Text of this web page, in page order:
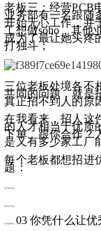
老板三：经营PCB
业务部有一名跟随
开始无心工作，并
工想做soho，其他
成为了最让她头疼
打独斗；
三位老板处境各不
共同的问题，就是
真正招不到人的原
在我看来，招人这
的人才相当于优质
下单、跟你合作？
是又有多少家工厂
每个老板都想招进
题：
﹏
﹏
﹏03 你凭什么让